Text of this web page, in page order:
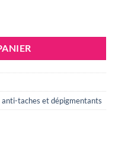
anti-taches et dépigmentants